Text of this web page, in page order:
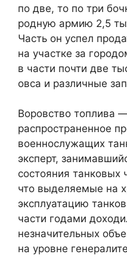
по две, то по три
родную армию 2,5
Часть он успел
на участке за
в части почти две
овса и различные
Воровство топлива
распространенное
военнослужащих
эксперт,
состояния танковых
что выделяемые на
эксплуатацию
части годами
незначительных
на уровне